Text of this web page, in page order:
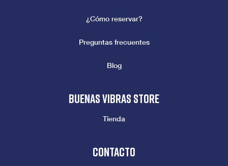
¿Cómo reservar?
Preguntas frecuentes
Blog
Buenas vibras store
Tienda
Contacto